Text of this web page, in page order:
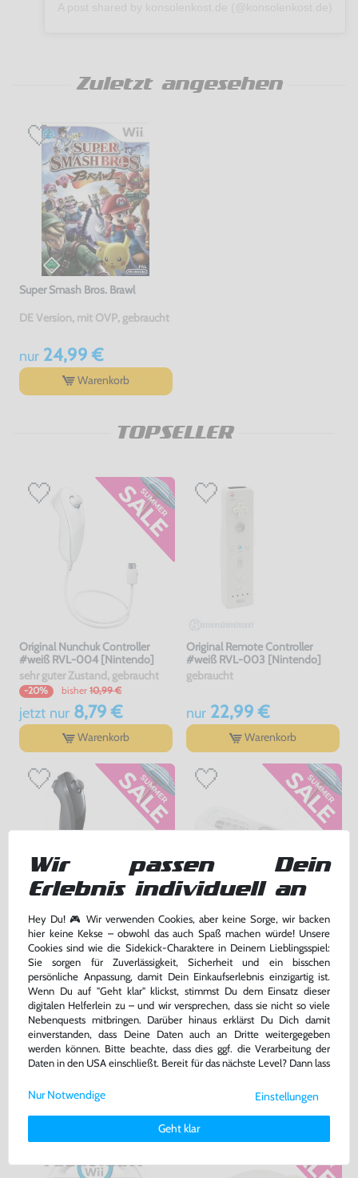
Zuletzt angesehen
Super Smash Bros. Brawl
DE Version, mit OVP, gebraucht
nur24,99 €
Warenkorb
TOPSELLER
Original Nunchuk Controller
#weiß RVL-004 [Nintendo]
sehr guter Zustand, gebraucht
-20% bisher 10,99 €
jetzt nur8,79 €
Warenkorb
Original Remote Controller
#weiß RVL-003 [Nintendo]
gebraucht
nur22,99 €
Warenkorb
Original Nunchuk Controller
#schwarz [Nintendo]
sehr guter Zustand, gebraucht
nur12,99 €
Warenkorb
Original Schutzhülle / Skin /
Sleeve / Cover für Remote
#transp.
gebraucht
-60% bisher 0,99 €
jetzt nur0,40 €
Warenkorb
Wir passen Dein
Erlebnis individuell an
Hey Du! 🎮 Wir verwenden Cookies, aber keine Sorge, wir backen
hier keine Kekse – obwohl das auch Spaß machen würde! Unsere
Cookies sind wie die Sidekick-Charaktere in Deinem Lieblingsspiel:
Sie sorgen für Zuverlässigkeit, Sicherheit und ein bisschen
persönliche Anpassung, damit Dein Einkaufserlebnis einzigartig ist.
Wenn Du auf "Geht klar" klickst, stimmst Du dem Einsatz dieser
digitalen Helferlein zu – und wir versprechen, dass sie nicht so viele
Nebenquests mitbringen. Darüber hinaus erklärst Du Dich damit
einverstanden, dass Deine Daten auch an Dritte weitergegeben
werden können. Bitte beachte, dass dies ggf. die Verarbeitung der
Daten in den USA einschließt. Bereit für das nächste Level? Dann lass
Weitere Informationen zu den von uns verwendeten Cookies und
Deinen Rechten als Nutzer findest Du in unsererDaten­schutz­
Impressum.
Einstellungen
Geht klar
Nur Notwendige